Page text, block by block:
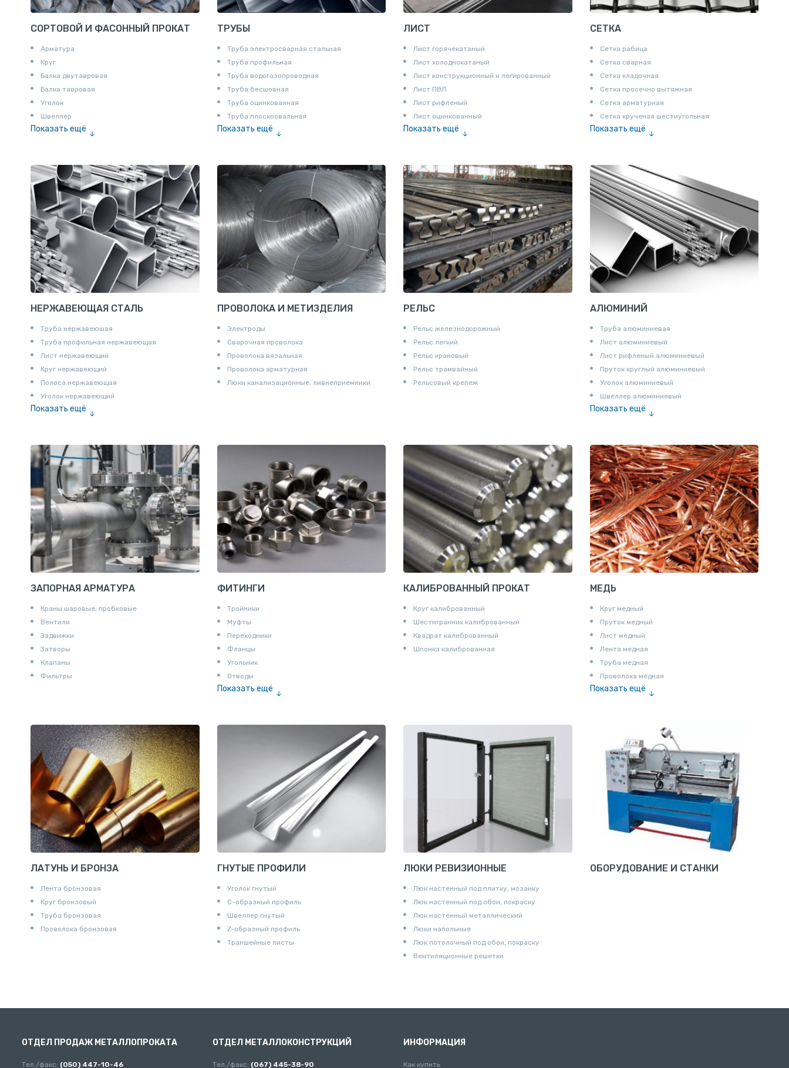
СОРТОВОЙ И ФАСОННЫЙ ПРОКАТ
Арматура
Круг
Балка двутавровая
Балка тавровая
Уголок
Швеллер
Показать ещё
Катанка
Шестигранник
Полособульб
Полукруг
Шпунт Ларсена
ТРУБЫ
Труба электросварная стальная
Труба профильная
Труба водогазопроводная
Труба бесшовная
Труба оцинкованная
Труба плоскоовальная
Показать ещё
ЛИСТ
Лист горячекатаный
Лист холоднокатаный
Лист конструкционный и легированный
Лист ПВЛ
Лист рифленый
Лист оцинкованный
Показать ещё
СЕТКА
Сетка рабица
Сетка сварная
Сетка кладочная
Сетка просечно вытяжная
Сетка арматурная
Сетка крученая шестиугольная
Показать ещё
НЕРЖАВЕЮЩАЯ СТАЛЬ
Труба нержавеюшая
Труба профильная нержавеющая
Лист нержавеющий
Круг нержавеющий
Полоса нержавеющая
Уголок нержавеющий
Показать ещё
ПРОВОЛОКА И МЕТИЗДЕЛИЯ
Электроды
Сварочная проволока
Проволока вязальная
Проволока арматурная
Люки канализационные, ливнеприемники
РЕЛЬС
Рельс железнодорожный
Рельс легкий
Рельс крановый
Рельс трамвайный
Рельсовый крепеж
АЛЮМИНИЙ
Труба алюминиевая
Лист алюминиевый
Лист рифленый алюминиевый
Пруток круглый алюминиевый
Уголок алюминиевый
Швеллер алюминиевый
Показать ещё
Шина электротехническая
Алюминиевая плита
Z профиль алюминиевый
Т профиль алюминиевый
Пруток квадратный алюминиевый
Полоса алюминиевая
Пруток шестигранный алюминиевый
ЗАПОРНАЯ АРМАТУРА
Краны шаровые, пробковые
Вентили
Задвижки
Затворы
Клапаны
Фильтры
ФИТИНГИ
Тройники
Муфты
Переходники
Фланцы
Угольник
Отводы
Показать ещё
Удлинители для труб
Крестовины
Контргайки
КАЛИБРОВАННЫЙ ПРОКАТ
Круг калиброванный
Шестигранник калиброванный
Квадрат калиброванный
Шпонка калиброванная
МЕДЬ
Круг медный
Пруток медный
Лист медный
Лента медная
Труба медная
Проволока медная
Показать ещё
ЛАТУНЬ И БРОНЗА
Лента бронзовая
Круг бронзовый
Труба бронзовая
Проволока бронзовая
ГНУТЫЕ ПРОФИЛИ
Уголок гнутый
С-образный профиль
Швеллер гнутый
Z-образный профиль
Траншейные листы
ЛЮКИ РЕВИЗИОННЫЕ
Люк настенный под плитку, мозаику
Люк настенный под обои, покраску
Люк настенный металлический
Люки напольные
Люк потолочный под обои, покраску
Вентиляционные решетки
ОБОРУДОВАНИЕ И СТАНКИ
ОТДЕЛ ПРОДАЖ МЕТАЛЛОПРОКАТА
Тел./факс: (050) 447-10-46
ОТДЕЛ МЕТАЛЛОКОНСТРУКЦИЙ
Тел./факс: (067) 445-38-90
ИНФОРМАЦИЯ
Как купить